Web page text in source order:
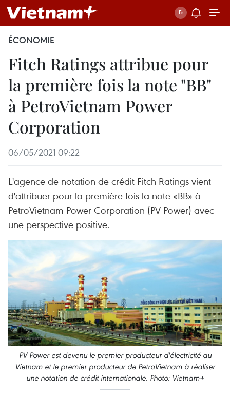
ÉCONOMIE
Fitch Ratings attribue pour
la première fois la note "BB"
à PetroVietnam Power
Corporation
06/05/2021 09:22
L'agence de notation de crédit Fitch Ratings vient
d'attribuer pour la première fois la note «BB» à
PetroVietnam Power Corporation (PV Power) avec
une perspective positive.
PV Power est devenu le premier producteur d'électricité au
Vietnam et le premier producteur de PetroVietnam à réaliser
une notation de crédit internationale. Photo: Vietnam+